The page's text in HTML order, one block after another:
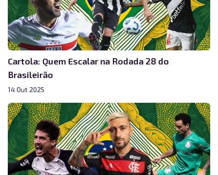
Cartola: Quem Escalar na Rodada 28 do
Brasileirão
14 Out 2025